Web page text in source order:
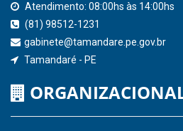
Consultar Convênios
Receber Informações sobre novos
Hora:14:38/ Sexta-Feira,07 de
de 2026